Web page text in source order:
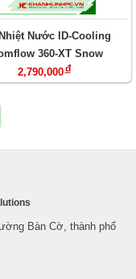
Nước ID-Cooling
360-XT Snow
2,790,000đ
Bàn Cờ, thành phố